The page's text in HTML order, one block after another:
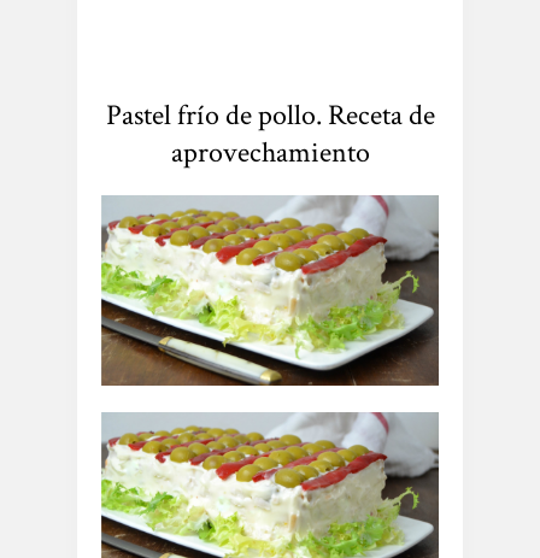
Pastel frío de pollo. Receta de
aprovechamiento